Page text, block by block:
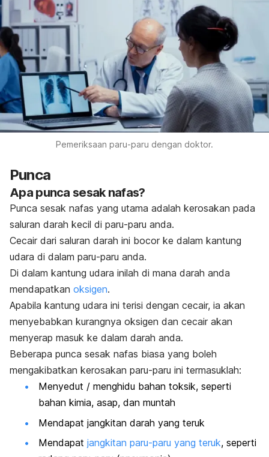
Pemeriksaan paru-paru dengan doktor.
Punca
Apa punca sesak nafas?
Punca sesak nafas yang utama adalah kerosakan pada
saluran darah kecil di paru-paru anda.
Cecair dari saluran darah ini bocor ke dalam kantung
udara di dalam paru-paru anda.
Di dalam kantung udara inilah di mana darah anda
mendapatkan oksigen.
Apabila kantung udara ini terisi dengan cecair, ia akan
menyebabkan kurangnya oksigen dan cecair akan
menyerap masuk ke dalam darah anda.
Beberapa punca sesak nafas biasa yang boleh
mengakibatkan kerosakan paru-paru ini termasuklah:
Menyedut / menghidu bahan toksik, seperti
bahan kimia, asap, dan muntah
Mendapat jangkitan darah yang teruk
Mendapat jangkitan paru-paru yang teruk, seperti